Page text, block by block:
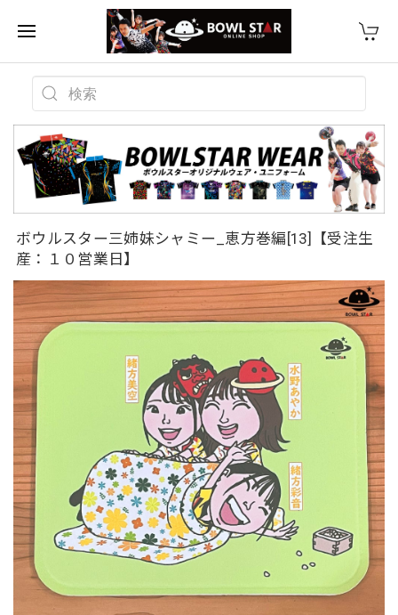
ボウルスター三姉妹シャミー_恵方巻編[13]【受注生
産：１０営業日】